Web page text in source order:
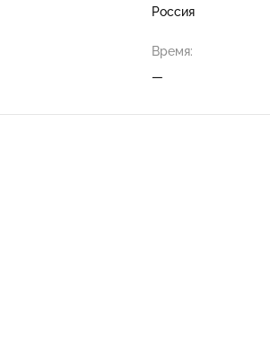
Россия
Время:
—